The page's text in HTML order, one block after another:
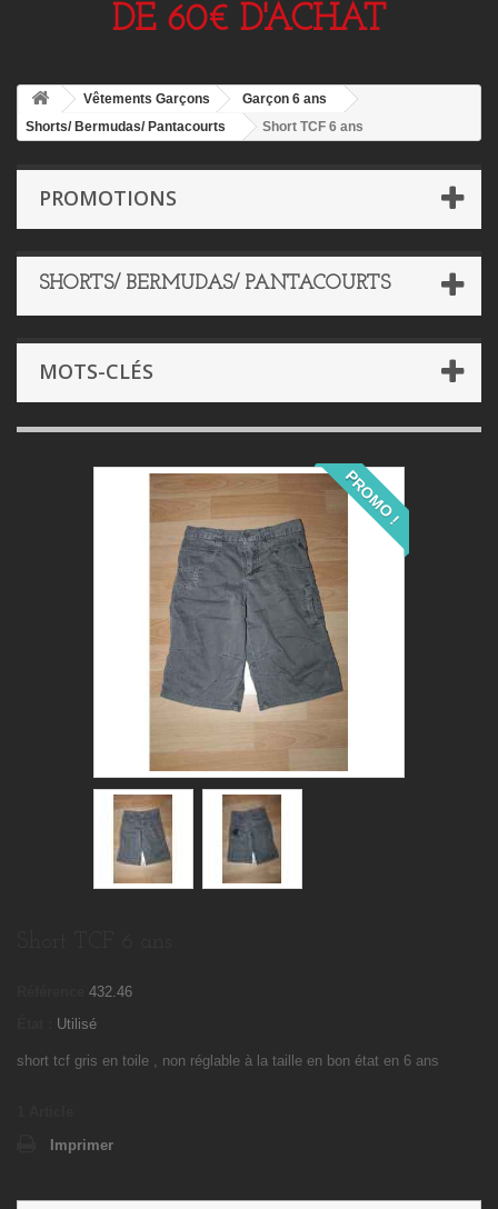
DE 60€ D'ACHAT
Vêtements Garçons
Garçon 6 ans
Shorts/ Bermudas/ Pantacourts
Short TCF 6 ans
PROMOTIONS
SHORTS/ BERMUDAS/ PANTACOURTS
MOTS-CLÉS
PROMO !
432.46
Utilisé
short tcf gris en toile , non réglable à la taille en bon état en 6 ans
Imprimer